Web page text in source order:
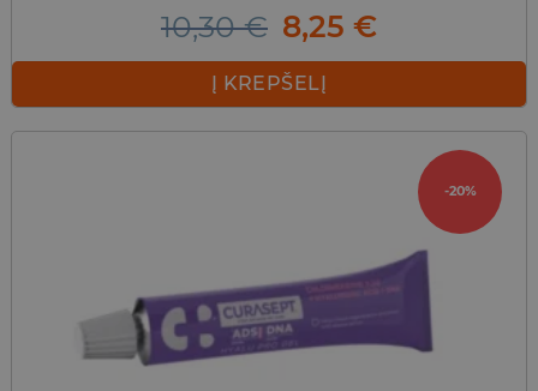
10,30€ Original
price
was:
10,30 €.
8,25 €Current
price
8,25 €.
Į KREPŠELĮ
-20%